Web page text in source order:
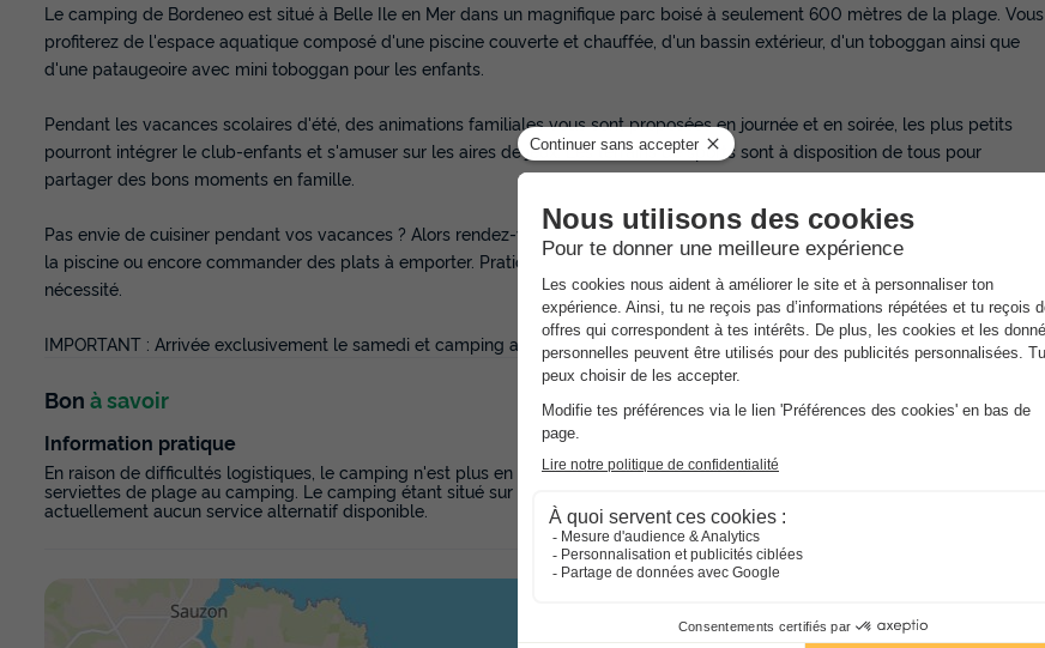
Le camping de Bordeneo est situé à Belle Ile en Mer dans un magnifique parc boisé à seulement 600 mètres de la plage. Vous
profiterez de l'espace aquatique composé d'une piscine couverte et chauffée, d'un bassin extérieur, d'un toboggan ainsi que
d'une pataugeoire avec mini toboggan pour les enfants.
Pendant les vacances scolaires d'été, des animations familiales vous sont proposées en journée et en soirée, les plus petits
pourront intégrer le club-enfants et s'amuser sur les aires de jeux. Les terrains de sports sont à disposition de tous pour
partager des bons moments en famille.
Pas envie de cuisiner pendant vos vacances ? Alors rendez-vous au snack-bar. Vous pourrez manger sur la terrasse au bord de
la piscine ou encore commander des plats à emporter. Pratique, l'épicerie du camping vous propose les produits de première
nécessité.
IMPORTANT : Arrivée exclusivement le samedi et camping accessible via traversée en ferry uniquement.
Bon à savoir
Information pratique
En raison de difficultés logistiques, le camping n'est plus en mesure de fournir du linge de maison, des serviettes ou des
serviettes de plage au camping. Le camping étant situé sur une île, le fournisseur ne peut pas livrer ces articles et il n'existe
actuellement aucun service alternatif disponible.